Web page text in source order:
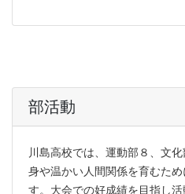
部活動
川島高校では、運動部８、文
身や温かい人間関係を育むた
す。大会での好成績を目指し活